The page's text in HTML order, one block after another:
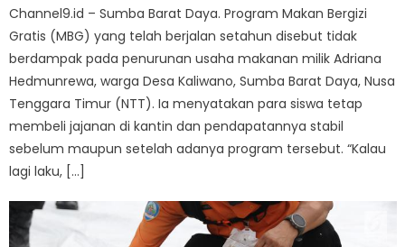
Channel9.id – Sumba Barat Daya. Program Makan Bergizi
Gratis (MBG) yang telah berjalan setahun disebut tidak
berdampak pada penurunan usaha makanan milik Adriana
Hedmunrewa, warga Desa Kaliwano, Sumba Barat Daya, Nusa
Tenggara Timur (NTT). Ia menyatakan para siswa tetap
membeli jajanan di kantin dan pendapatannya stabil
sebelum maupun setelah adanya program tersebut. “Kalau
lagi laku, […]